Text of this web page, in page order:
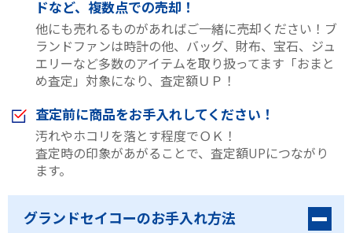
ドなど、複数点での売却！
他にも売れるものがあればご一緒に売却ください！ブ
ランドファンは時計の他、バッグ、財布、宝石、ジュ
エリーなど多数のアイテムを取り扱ってます「おまと
め査定」対象になり、査定額ＵＰ！
査定前に商品をお手入れしてください！
汚れやホコリを落とす程度でＯＫ！
査定時の印象があがることで、査定額UPにつながり
ます。
グランドセイコーのお手入れ方法